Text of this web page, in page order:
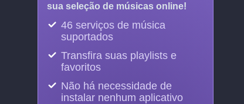
sua seleção de músicas online!
46 serviços de música
suportados
Transfira suas playlists e
favoritos
Não há necessidade de
instalar nenhum aplicativo